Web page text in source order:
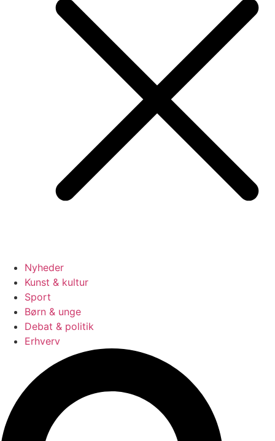
Nyheder
Kunst & kultur
Sport
Børn & unge
Debat & politik
Erhverv